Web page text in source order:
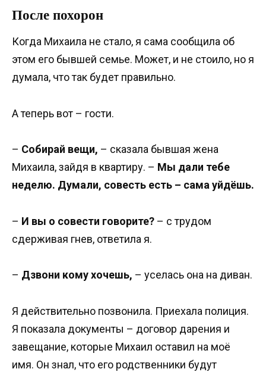
После похорон
Когда Михаила не стало, я сама сообщила об
этом его бывшей семье. Может, и не стоило, но я
думала, что так будет правильно.
А теперь вот – гости.
– Собирай вещи, – сказала бывшая жена
Михаила, зайдя в квартиру. – Мы дали тебе
неделю. Думали, совесть есть – сама уйдёшь.
– И вы о совести говорите? – с трудом
сдерживая гнев, ответила я.
– Дзвони кому хочешь, – уселась она на диван.
Я действительно позвонила. Приехала полиция.
Я показала документы – договор дарения и
завещание, которые Михаил оставил на моё
имя. Он знал, что его родственники будут